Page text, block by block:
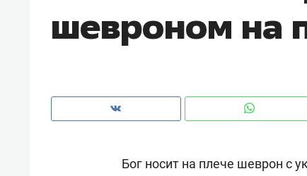
шевроном на
Бог носит на плече шеврон с
чем интересен Оман?